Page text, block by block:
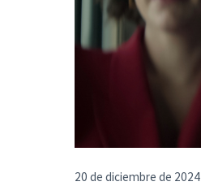
20 de diciembre de 2024